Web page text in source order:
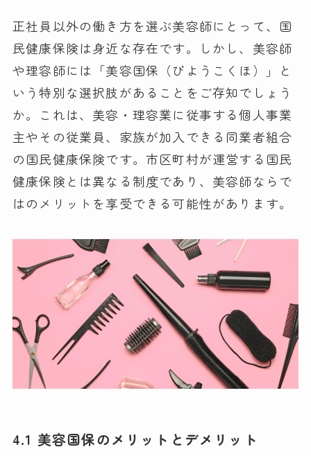
正社員以外の働き方を選ぶ美容師にとって、国
民健康保険は身近な存在です。しかし、美容師
や理容師には「美容国保（びようこくほ）」と
いう特別な選択肢があることをご存知でしょう
か。これは、美容・理容業に従事する個人事業
主やその従業員、家族が加入できる同業者組合
の国民健康保険です。市区町村が運営する国民
健康保険とは異なる制度であり、美容師ならで
はのメリットを享受できる可能性があります。
4.1 美容国保のメリットとデメリット